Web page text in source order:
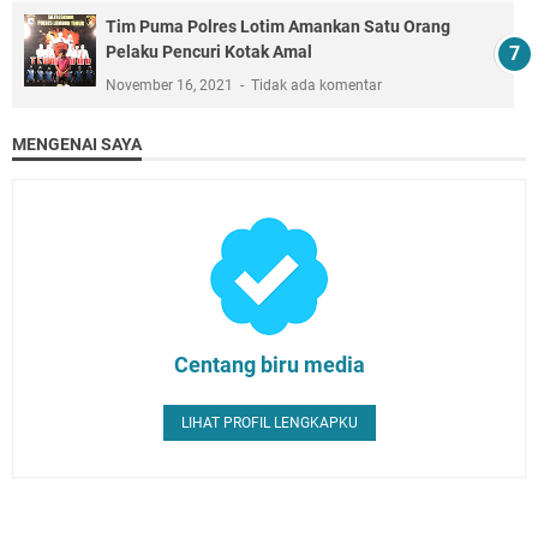
Tim Puma Polres Lotim Amankan Satu Orang
Pelaku Pencuri Kotak Amal
November 16, 2021 Tidak ada komentar
MENGENAI SAYA
Centang biru media
LIHAT PROFIL LENGKAPKU